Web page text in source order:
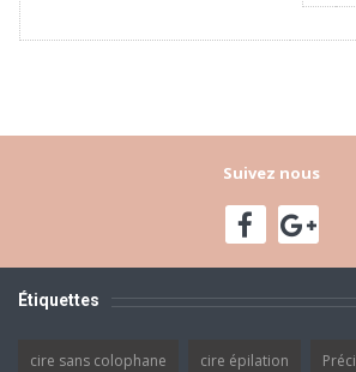
Suivez nous
Étiquettes
cire sans colophane cire épilation